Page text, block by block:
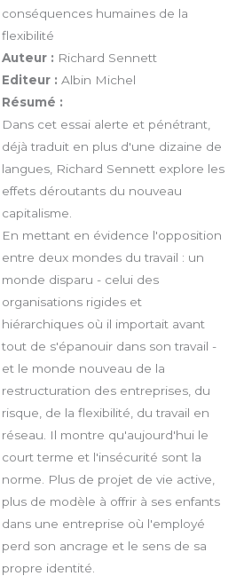
conséquences humaines de la
flexibilité
Auteur : Richard Sennett
Editeur : Albin Michel
Résumé :
Dans cet essai alerte et pénétrant,
déjà traduit en plus d'une dizaine de
langues, Richard Sennett explore les
effets déroutants du nouveau
capitalisme.
En mettant en évidence l'opposition
entre deux mondes du travail : un
monde disparu - celui des
organisations rigides et
hiérarchiques où il importait avant
tout de s'épanouir dans son travail -
et le monde nouveau de la
restructuration des entreprises, du
risque, de la flexibilité, du travail en
réseau. Il montre qu'aujourd'hui le
court terme et l'insécurité sont la
norme. Plus de projet de vie active,
plus de modèle à offrir à ses enfants
dans une entreprise où l'employé
perd son ancrage et le sens de sa
propre identité.